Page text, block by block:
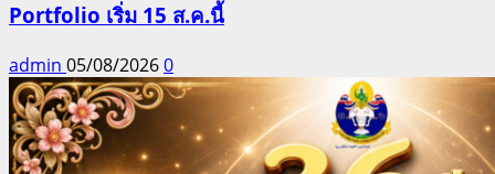
Portfolio เริ่ม 15 ส.ค.นี้
admin 05/08/20260